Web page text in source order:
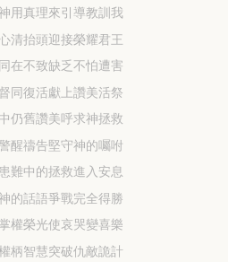
用真理來引導教訓我
清抬頭迎接榮耀君王
在不致缺乏不怕遭害
同復活獻上讚美活祭
仍舊讚美呼求神拯救
醒禱告堅守神的囑咐
難中的拯救進入安息
的話語爭戰完全得勝
權榮光使哀哭變喜樂
柄智慧突破仇敵詭計